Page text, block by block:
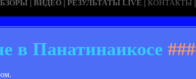
| ВИДЕО | РЕЗУЛЬТАТЫ LIVE | КОНТАКТЫ |
в Панатинаикосе ###